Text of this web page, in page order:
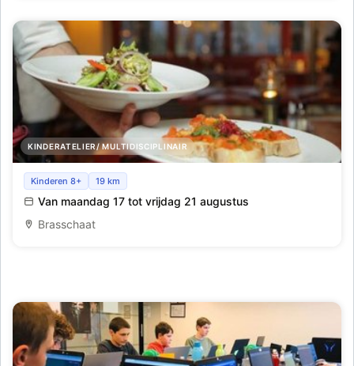
KINDERATELIER/ MULTIDISCIPLINAIR
Pop-up Restaurant_Brasschaat_Week 8
Kinderen 8+ 19 km
Van maandag 17 tot vrijdag 21 augustus
Brasschaat